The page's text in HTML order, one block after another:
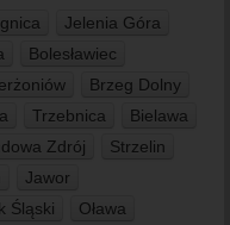
Jelenia Góra
Bolesławiec
Brzeg Dolny
Trzebnica
Bielawa
Zdrój
Strzelin
Jawor
Śląski
Oława